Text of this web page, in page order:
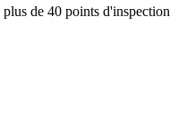
de 40 points d'inspection